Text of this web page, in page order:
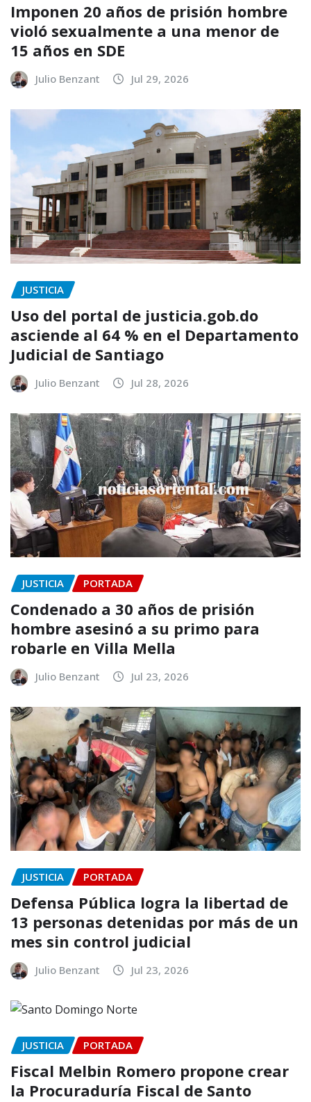
Imponen 20 años de prisión hombre
violó sexualmente a una menor de
15 años en SDE
Julio Benzant Jul 29, 2026
JUSTICIA
Uso del portal de justicia.gob.do
asciende al 64 % en el Departamento
Judicial de Santiago
Julio Benzant Jul 28, 2026
JUSTICIA PORTADA
Condenado a 30 años de prisión
hombre asesinó a su primo para
robarle en Villa Mella
Julio Benzant Jul 23, 2026
JUSTICIA PORTADA
Defensa Pública logra la libertad de
13 personas detenidas por más de un
mes sin control judicial
Julio Benzant Jul 23, 2026
JUSTICIA PORTADA
Fiscal Melbin Romero propone crear
la Procuraduría Fiscal de Santo